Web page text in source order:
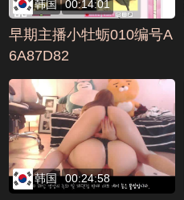
韩国 00:14:01
早期主播小牡蛎010编号A
6A87D82
韩国 00:24:58